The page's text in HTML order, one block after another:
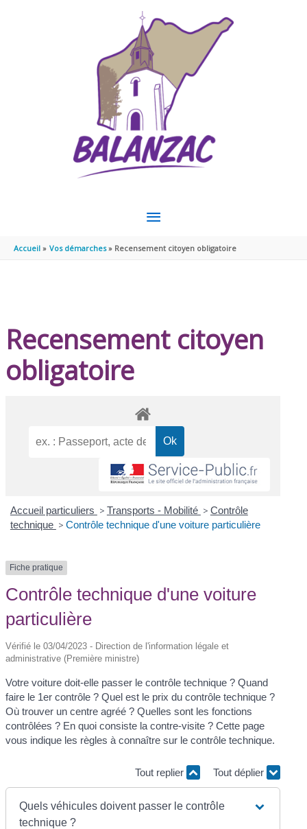
MENU
PRINCIPAL
Accueil Vos démarches Recensement citoyen obligatoire
Recensement citoyen
obligatoire
Accueil particuliers > Transports - Mobilité > Contrôle
technique > Contrôle technique d'une voiture particulière
Fiche pratique
Contrôle technique d'une voiture
particulière
Vérifié le 03/04/2023 - Direction de l'information légale et
administrative (Première ministre)
Votre voiture doit-elle passer le contrôle technique ? Quand
faire le 1er contrôle ? Quel est le prix du contrôle technique ?
Où trouver un centre agréé ? Quelles sont les fonctions
contrôlées ? En quoi consiste la contre-visite ? Cette page
vous indique les règles à connaître sur le contrôle technique.
Tout replier Tout déplier
Quels véhicules doivent passer le contrôle
technique ?